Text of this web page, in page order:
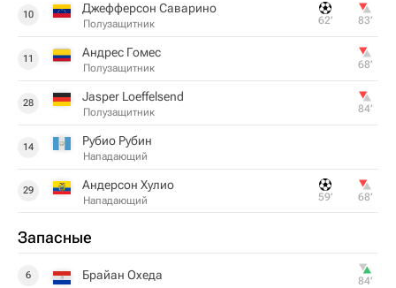
10 Джефферсон Саварино
Полузащитник 62‎’‎ 83‎’‎
11 Андрес Гомес
Полузащитник 68‎’‎
28 Jasper Loeffelsend
Полузащитник 84‎’‎
14 Рубио Рубин
Нападающий
29 Андерсон Хулио
Нападающий 59‎’‎ 68‎’‎
Запасные
6 Брайан Охеда 84‎’‎